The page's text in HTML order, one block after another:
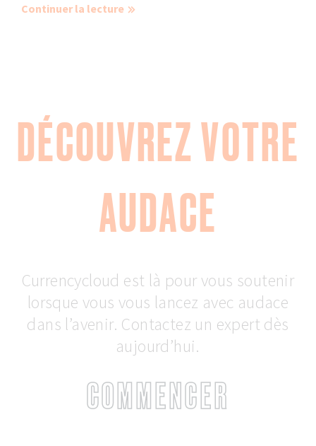
Continuer la lecture
DÉCOUVREZ VOTRE
AUDACE
Currencycloud est là pour vous soutenir
lorsque vous vous lancez avec audace
dans l’avenir. Contactez un expert dès
aujourd’hui.
COMMENCER